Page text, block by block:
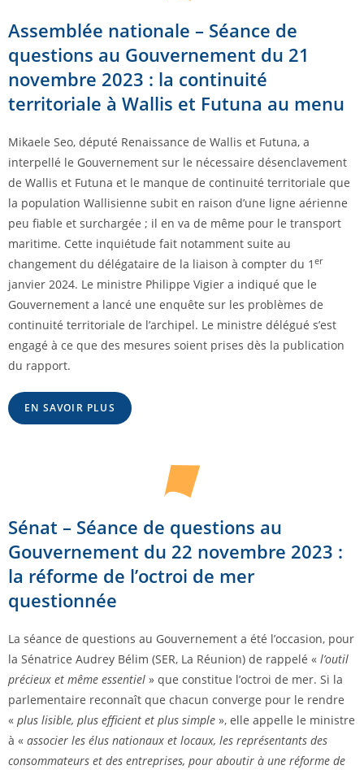
Assemblée nationale – Séance de
questions au Gouvernement du 21
novembre 2023 : la continuité
territoriale à Wallis et Futuna au menu
Mikaele Seo, député Renaissance de Wallis et Futuna, a
interpellé le Gouvernement sur le nécessaire désenclavement
de Wallis et Futuna et le manque de continuité territoriale que
la population Wallisienne subit en raison d’une ligne aérienne
peu fiable et surchargée ; il en va de même pour le transport
maritime. Cette inquiétude fait notamment suite au
changement du délégataire de la liaison à compter du 1 er
janvier 2024. Le ministre Philippe Vigier a indiqué que le
Gouvernement a lancé une enquête sur les problèmes de
continuité territoriale de l’archipel. Le ministre délégué s’est
engagé à ce que des mesures soient prises dès la publication
du rapport.
EN SAVOIR PLUS
Sénat – Séance de questions au
Gouvernement du 22 novembre 2023 :
la réforme de l’octroi de mer
questionnée
La séance de questions au Gouvernement a été l’occasion, pour
la Sénatrice Audrey Bélim (SER, La Réunion) de rappelé « l’outil
précieux et même essentiel » que constitue l’octroi de mer. Si la
parlementaire reconnaît que chacun converge pour le rendre
« plus lisible, plus efficient et plus simple », elle appelle le ministre
à « associer les élus nationaux et locaux, les représentants des
consommateurs et des entreprises, pour aboutir à une réforme de